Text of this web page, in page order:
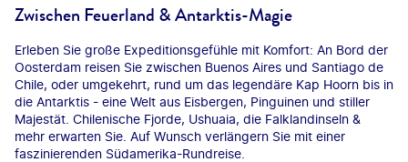
Zwischen Feuerland & Antarktis-Magie
Erleben Sie große Expeditionsgefühle mit Komfort: An Bord der
Oosterdam reisen Sie zwischen Buenos Aires und Santiago de
Chile, oder umgekehrt, rund um das legendäre Kap Hoorn bis in
die Antarktis - eine Welt aus Eisbergen, Pinguinen und stiller
Majestät. Chilenische Fjorde, Ushuaia, die Falklandinseln &
mehr erwarten Sie. Auf Wunsch verlängern Sie mit einer
faszinierenden Südamerika-Rundreise.